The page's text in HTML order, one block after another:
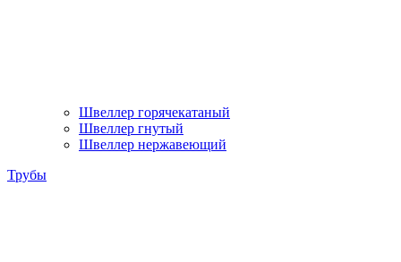
Швеллер горячекатаный
Швеллер гнутый
Швеллер нержавеющий
Трубы